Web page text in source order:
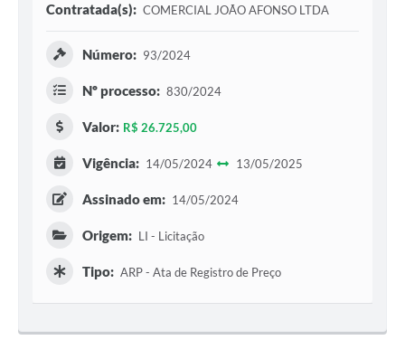
Contratada(s): COMERCIAL JOÃO AFONSO LTDA
Número: 93/2024
Nº processo: 830/2024
Valor: R$ 26.725,00
Vigência: 14/05/2024 13/05/2025
Assinado em: 14/05/2024
Origem: LI - Licitação
Tipo: ARP - Ata de Registro de Preço